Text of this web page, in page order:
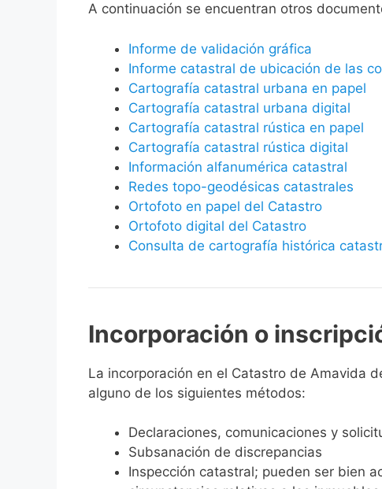
A continuación se encuentran otros
Informe de validación gráfica
Informe catastral de ubicación de las
Cartografía catastral urbana en papel
Cartografía catastral urbana digital
Cartografía catastral rústica en papel
Cartografía catastral rústica digital
Información alfanumérica catastral
Redes topo-geodésicas catastrales
Ortofoto en papel del Catastro
Ortofoto digital del Catastro
Consulta de cartografía histórica
Incorporación o
La incorporación en el Catastro de Amavida
alguno de los siguientes métodos:
Declaraciones, comunicaciones y
Subsanación de discrepancias
Inspección catastral; pueden ser bien